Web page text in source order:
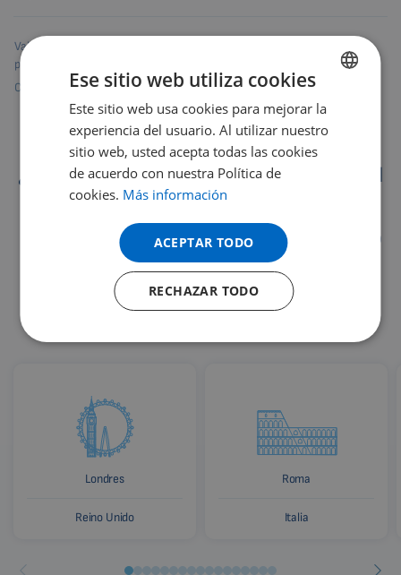
Valoración del
producto
Cómo evaluar
4,0/5 34 Revisado por
Comentarios
¿Dónde ayuda la magnetoterapia pulsátil
Biomag 3D?
Los dispositivos de la magnetoterapia pulsátil Biomag 3D
ayudan a personas de todo el mundo. Miles de usuarios
satisfechos y clínicas de renombre utilizan los
innovadores dispositivos Biomag para el cuidado de la
Londres
Reino Unido
Roma
Italia
ENGLISH
DUTCH
GERMAN
SPANISH
CATALAN
CHINESE (TRADITIONAL)
CHINESE (SIMPLIFIED)
Ese sitio web utiliza cookies
Este sitio web usa cookies para mejorar la
experiencia del usuario. Al utilizar nuestro
sitio web, usted acepta todas las cookies
de acuerdo con nuestra Política de
cookies. Más información
ACEPTAR TODO
RECHAZAR TODO